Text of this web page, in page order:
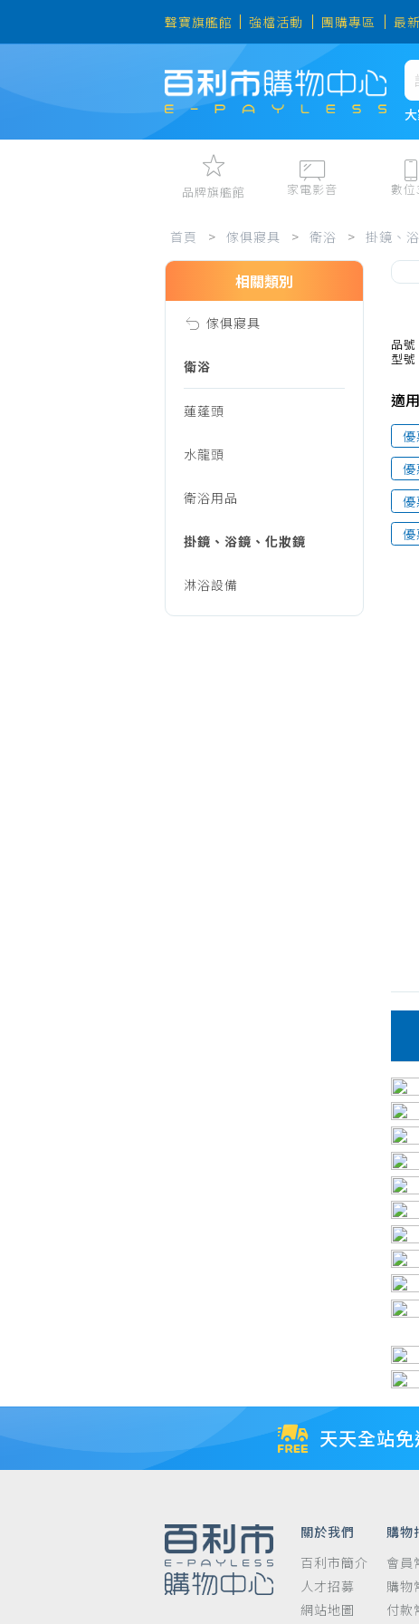
聲寶旗艦館 強檔活動 團購專區 最
品牌旗艦館 家電影音
電冰箱、冷凍櫃
廚衛三機
生活家電
數位
筆電、桌機
首頁 > 傢俱寢具 > 衛浴 > 掛鏡、
相關類別
傢俱寢具
衛浴
蓮蓬頭
水龍頭
衛浴用品
掛鏡、浴鏡、化妝鏡
淋浴設備
品
型
適
天天全站免
關於我們
百利市簡介
人才招募
網站地圖
購物
會員
購物
付款